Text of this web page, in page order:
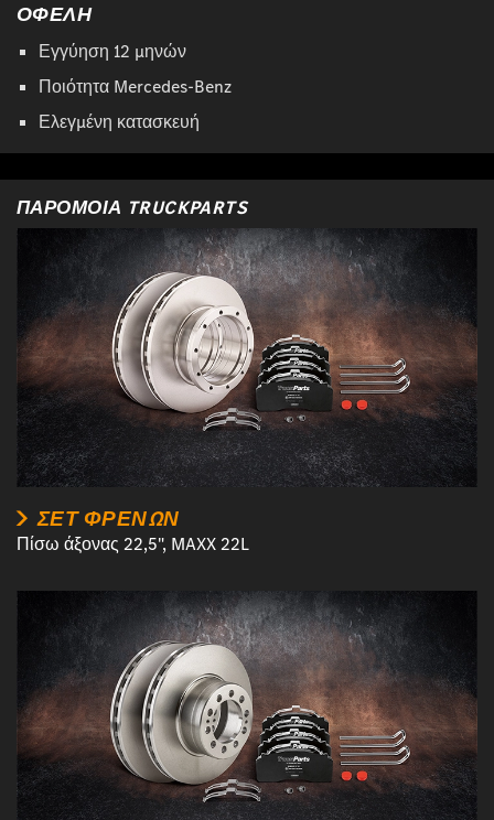
ΟΦΕΛΗ
Εγγύηση 12 μηνών
Ποιότητα Mercedes-Benz
Ελεγμένη κατασκευή
ΠΑΡΌΜΟΙΑ TRUCKPARTS
ΣΕΤ ΦΡΈΝΩΝ
Πίσω άξονας 22,5", MAXX 22L